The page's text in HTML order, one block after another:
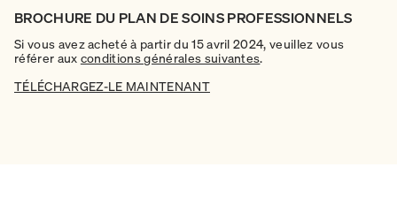
BROCHURE DU PLAN DE SOINS PROFESSIONNELS
Si vous avez acheté à partir du 15 avril 2024, veuillez vous
référer aux conditions générales suivantes.
TÉLÉCHARGEZ-LE MAINTENANT